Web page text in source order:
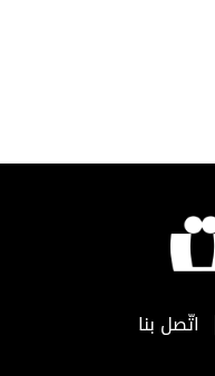
اتّصل بنا